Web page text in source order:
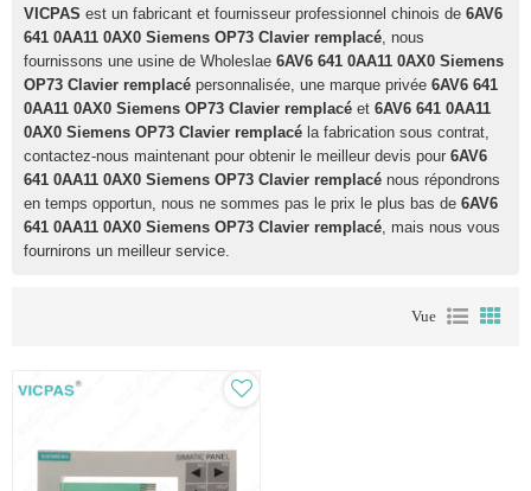
VICPAS est un fabricant et fournisseur professionnel chinois de 6AV6
641 0AA11 0AX0 Siemens OP73 Clavier remplacé, nous
fournissons une usine de Wholeslae 6AV6 641 0AA11 0AX0 Siemens
OP73 Clavier remplacé personnalisée, une marque privée 6AV6 641
0AA11 0AX0 Siemens OP73 Clavier remplacé et 6AV6 641 0AA11
0AX0 Siemens OP73 Clavier remplacé la fabrication sous contrat,
contactez-nous maintenant pour obtenir le meilleur devis pour 6AV6
641 0AA11 0AX0 Siemens OP73 Clavier remplacé nous répondrons
en temps opportun, nous ne sommes pas le prix le plus bas de 6AV6
641 0AA11 0AX0 Siemens OP73 Clavier remplacé, mais nous vous
fournirons un meilleur service.
Vue